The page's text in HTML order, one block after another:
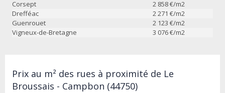
Corsept
2 858€/m2
Drefféac
2 271 €/m2
Guenrouet
2 123 €/m2
Vigneux-de-Bretagne
3 076€/m2
Prix au m² des rues à proximité de Le
Broussais - Campbon (44750)